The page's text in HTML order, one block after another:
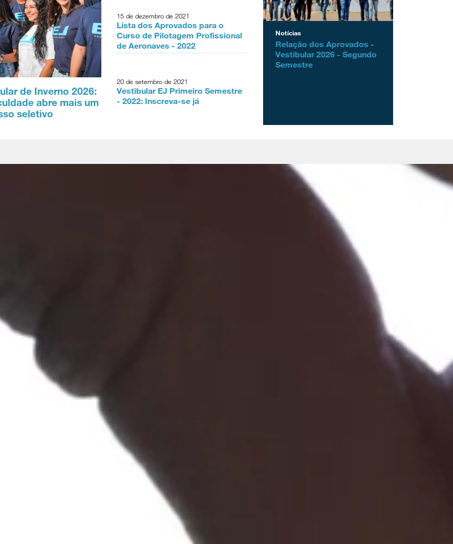
de Inverno 2026:
abre mais um
seletivo
15 de dezembro de 2021
Lista dos Aprovados para o
Curso de Pilotagem Profissional
de Aeronaves - 2022
20 de setembro de 2021
Vestibular EJ Primeiro Semestre
- 2022: Inscreva-se já
Notícias
Relação dos Aprovados -
Vestibular 2026 - Segundo
Semestre